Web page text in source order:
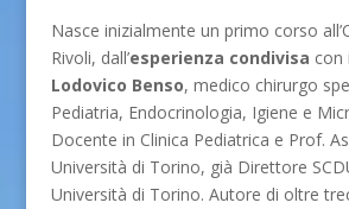
Nasce inizialmente un primo corso
Rivoli, dall’esperienza condivisa con
Lodovico Benso, medico chirurgo
Pediatria, Endocrinologia, Igiene e
Docente in Clinica Pediatrica e Prof.
Università di Torino, già Direttore
Università di Torino. Autore di oltre